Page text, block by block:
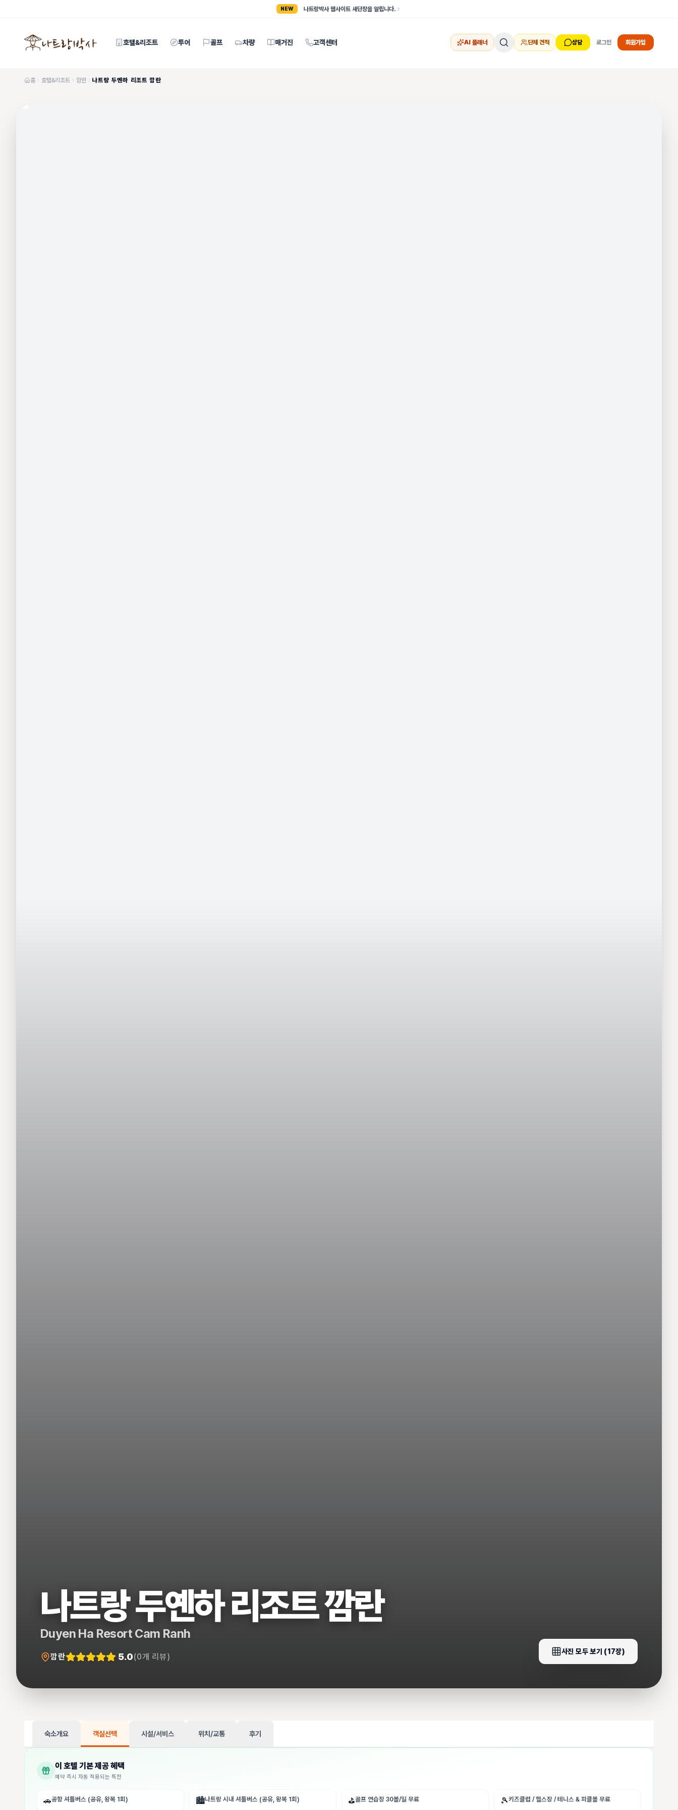
NEW 나트랑박사 웹사이트 새단장을 알립니다.
호텔&리조트 투어 골프 차량 매거진 고객센터 AI 플래너 단체 견적 상담 로그인 회원가입
홈 호텔&리조트 깜란 나트랑 두옌하 리조트 깜란
나트랑 두옌하 리조트 깜란
Duyen Ha Resort Cam Ranh
깜란 5.0(0개 리뷰)
사진 모두 보기 (17장)
숙소개요 객실선택 시설/서비스 위치/교통 후기
이 호텔 기본 제공 혜택
예약 즉시 자동 적용되는 특전
🚗공항 셔틀버스 (공유, 왕복 1회) 🏙️나트랑 시내 셔틀버스 (공유, 왕복 1회) ⛳골프 연습장 30볼/일 무료 🎾키즈클럽 / 헬스장 / 테니스 & 피클볼 무료